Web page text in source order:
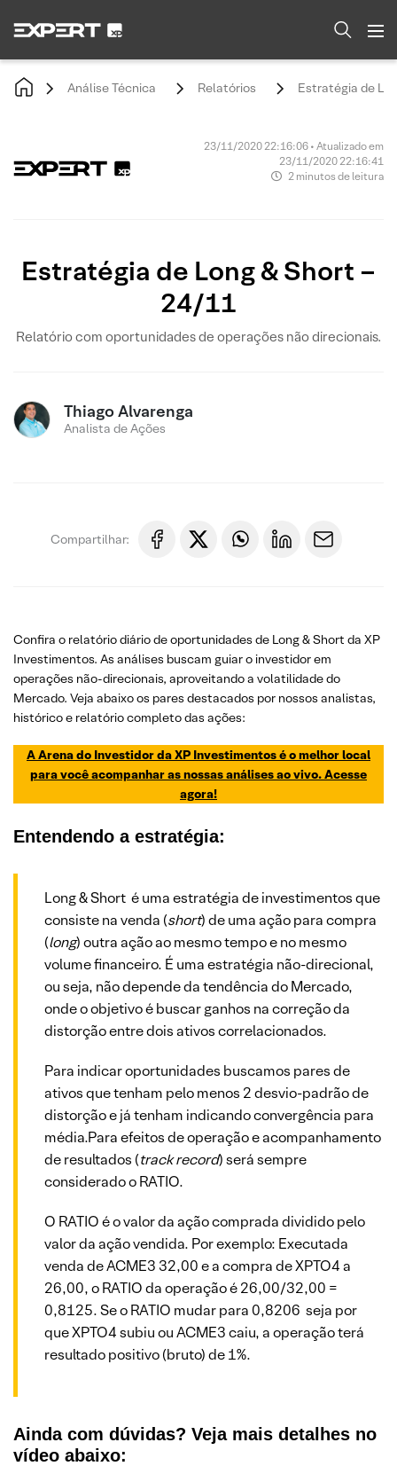
Análise Técnica Relatórios Estratégia de
23/11/2020 22:16:06 • Atualizado em
23/11/2020 22:16:41
2 minutos de leitura
Estratégia de Long & Short –
24/11
Relatório com oportunidades de operações não direcionais.
Thiago Alvarenga
Analista de Ações
Compartilhar:
Confira o relatório diário de oportunidades de Long & Short da XP
Investimentos. As análises buscam guiar o investidor em
operações não-direcionais, aproveitando a volatilidade do
Mercado. Veja abaixo os pares destacados por nossos analistas,
histórico e relatório completo das ações:
A Arena do Investidor da XP Investimentos é o melhor local
para você acompanhar as nossas análises ao vivo. Acesse
agora!
Entendendo a estratégia:
Long & Short é uma estratégia de investimentos que
consiste na venda (short) de uma ação para compra
(long) outra ação ao mesmo tempo e no mesmo
volume financeiro. É uma estratégia não-direcional,
ou seja, não depende da tendência do Mercado,
onde o objetivo é buscar ganhos na correção da
distorção entre dois ativos correlacionados.
Para indicar oportunidades buscamos pares de
ativos que tenham pelo menos 2 desvio-padrão de
distorção e já tenham indicando convergência para
média.Para efeitos de operação e acompanhamento
de resultados (track record) será sempre
considerado o RATIO.
O RATIO é o valor da ação comprada dividido pelo
valor da ação vendida. Por exemplo: Executada
venda de ACME3 32,00 e a compra de XPTO4 a
26,00, o RATIO da operação é 26,00/32,00 =
0,8125. Se o RATIO mudar para 0,8206 seja por
que XPTO4 subiu ou ACME3 caiu, a operação terá
resultado positivo (bruto) de 1%.
Ainda com dúvidas? Veja mais detalhes no
vídeo abaixo: